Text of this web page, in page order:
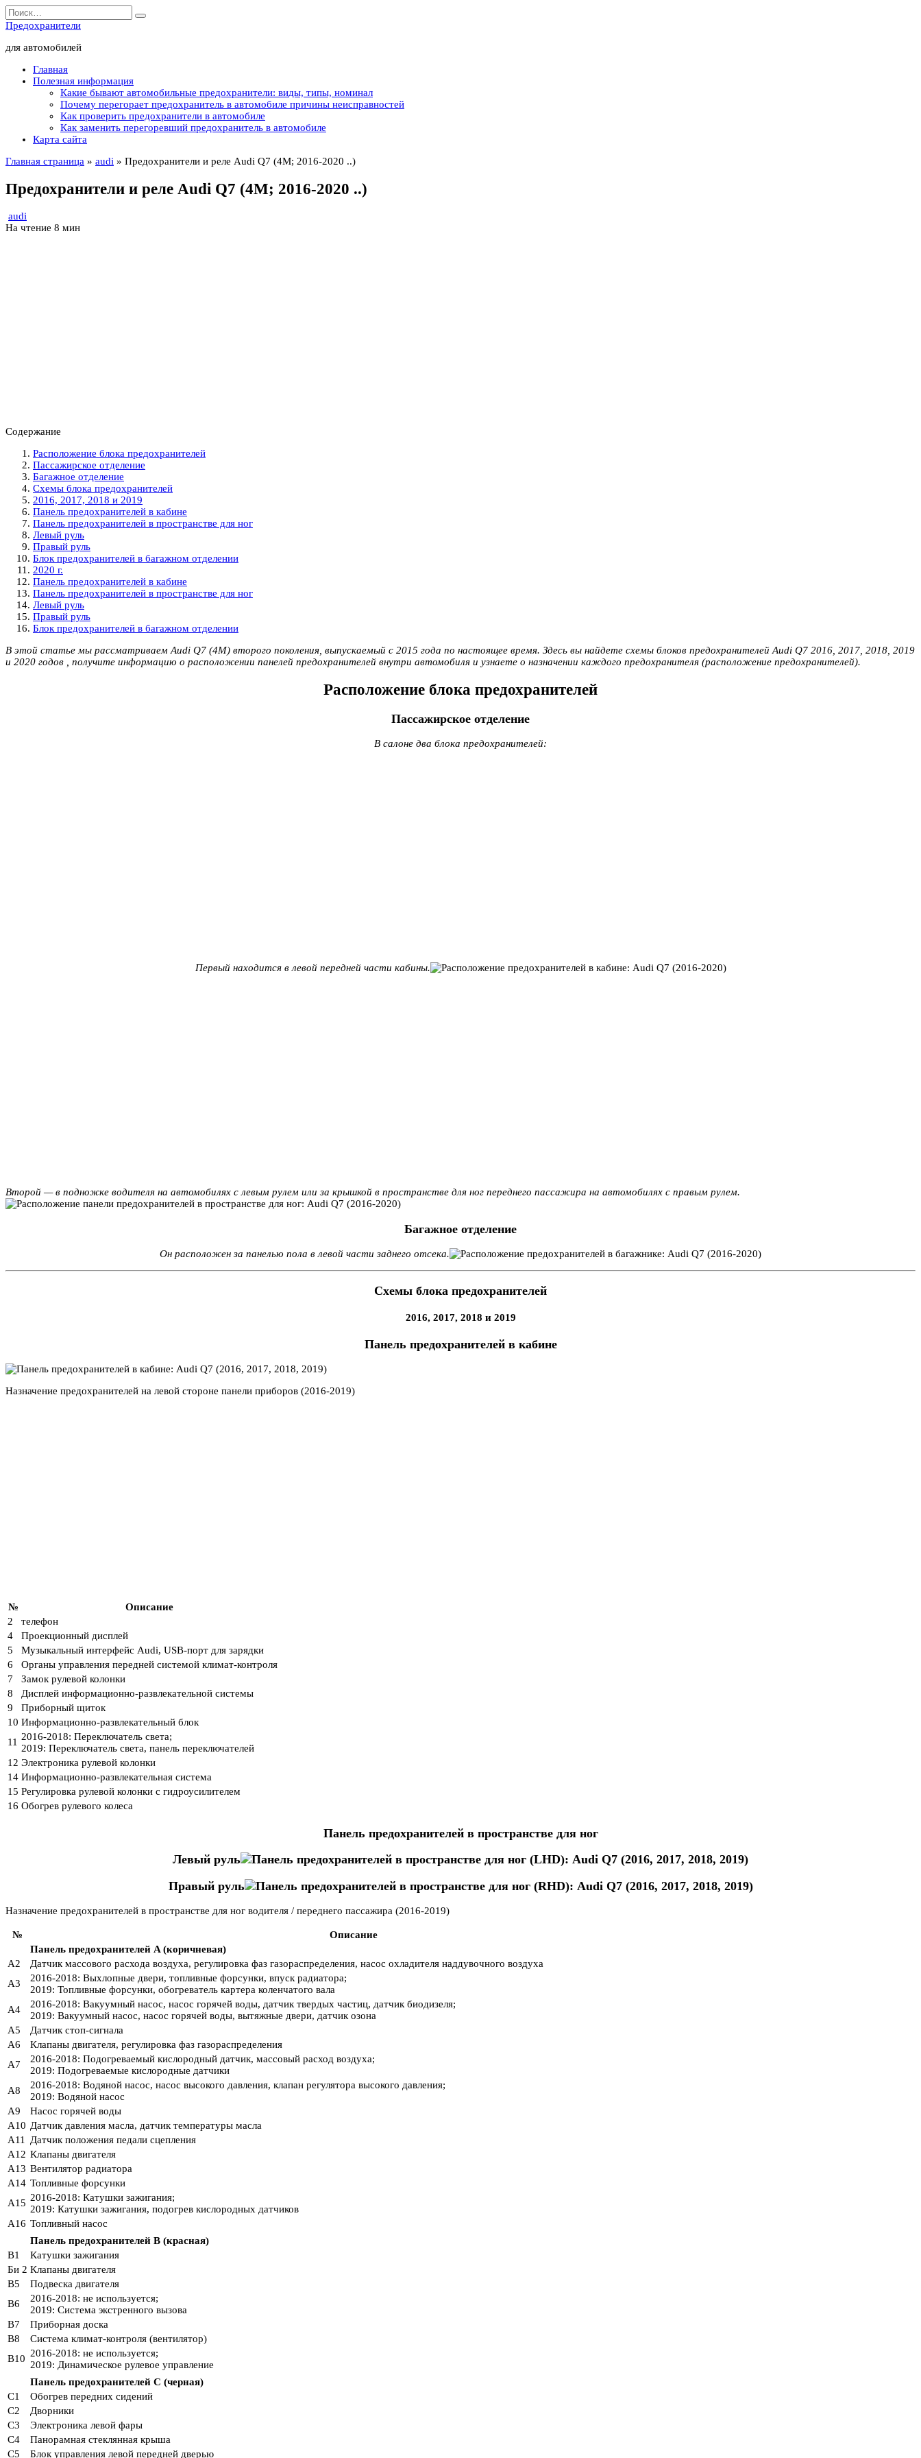
Перейти
к
содержанию
Search
for:
Предохранители
для автомобилей
Главная
Полезная информация
Какие бывают автомобильные предохранители: виды, типы, номинал
Почему перегорает предохранитель в автомобиле причины неисправностей
Как проверить предохранители в автомобиле
Как заменить перегоревший предохранитель в автомобиле
Карта сайта
Главная страница » audi » Предохранители и реле Audi Q7 (4M; 2016-2020 ..)
Предохранители и реле Audi Q7 (4M; 2016-2020 ..)
audi
На чтение 8 мин
Содержание
Расположение блока предохранителей
Пассажирское отделение
Багажное отделение
Схемы блока предохранителей
2016, 2017, 2018 и 2019
Панель предохранителей в кабине
Панель предохранителей в пространстве для ног
Левый руль
Правый руль
Блок предохранителей в багажном отделении
2020 г.
Панель предохранителей в кабине
Панель предохранителей в пространстве для ног
Левый руль
Правый руль
Блок предохранителей в багажном отделении
В этой статье мы рассматриваем Audi Q7 (4M) второго поколения, выпускаемый с 2015 года по настоящее время. Здесь вы найдете схемы блоков предохранителей Audi Q7 2016, 2017, 2018, 2019
и 2020 годов , получите информацию о расположении панелей предохранителей внутри автомобиля и узнаете о назначении каждого предохранителя (расположение предохранителей).
Расположение блока предохранителей
Пассажирское отделение
В салоне два блока предохранителей:
Первый находится в левой передней части кабины.
Второй — в подножке водителя на автомобилях с левым рулем или за крышкой в ​​пространстве для ног переднего пассажира на автомобилях с правым рулем.
Багажное отделение
Он расположен за панелью пола в левой части заднего отсека.
Схемы блока предохранителей
2016, 2017, 2018 и 2019
Панель предохранителей в кабине
Назначение предохранителей на левой стороне панели приборов (2016-2019)
№
Описание
2
телефон
4
Проекционный дисплей
5
Музыкальный интерфейс Audi, USB-порт для зарядки
6
Органы управления передней системой климат-контроля
7
Замок рулевой колонки
8
Дисплей информационно-развлекательной системы
9
Приборный щиток
10 Информационно-развлекательный блок
11 2016-2018: Переключатель света;
2019: Переключатель света, панель переключателей
12 Электроника рулевой колонки
14 Информационно-развлекательная система
15 Регулировка рулевой колонки с гидроусилителем
16 Обогрев рулевого колеса
Панель предохранителей в пространстве для ног
Левый руль
Правый руль
Назначение предохранителей в пространстве для ног водителя / переднего пассажира (2016-2019)
№
Описание
Панель предохранителей A (коричневая)
A2
Датчик массового расхода воздуха, регулировка фаз газораспределения, насос охладителя наддувочного воздуха
A3
2016-2018: Выхлопные двери, топливные форсунки, впуск радиатора;
2019: Топливные форсунки, обогреватель картера коленчатого вала
A4
2016-2018: Вакуумный насос, насос горячей воды, датчик твердых частиц, датчик биодизеля;
2019: Вакуумный насос, насос горячей воды, вытяжные двери, датчик озона
A5
Датчик стоп-сигнала
A6
Клапаны двигателя, регулировка фаз газораспределения
A7
2016-2018: Подогреваемый кислородный датчик, массовый расход воздуха;
2019: Подогреваемые кислородные датчики
A8
2016-2018: Водяной насос, насос высокого давления, клапан регулятора высокого давления;
2019: Водяной насос
A9
Насос горячей воды
A10 Датчик давления масла, датчик температуры масла
A11 Датчик положения педали сцепления
A12 Клапаны двигателя
A13 Вентилятор радиатора
A14 Топливные форсунки
A15 2016-2018: Катушки зажигания;
2019: Катушки зажигания, подогрев кислородных датчиков
A16 Топливный насос
Панель предохранителей B (красная)
B1
Катушки зажигания
Би 2 Клапаны двигателя
B5
Подвеска двигателя
B6
2016-2018: не используется;
2019: Система экстренного вызова
B7
Приборная доска
B8
Система климат-контроля (вентилятор)
B10 2016-2018: не используется;
2019: Динамическое рулевое управление
Панель предохранителей C (черная)
C1
Обогрев передних сидений
C2
Дворники
C3
Электроника левой фары
C4
Панорамная стеклянная крыша
C5
Блок управления левой передней дверью